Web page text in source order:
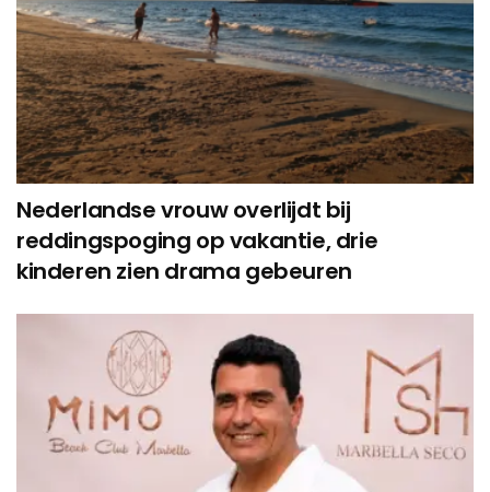
Nederlandse vrouw overlijdt bij
reddingspoging op vakantie, drie
kinderen zien drama gebeuren